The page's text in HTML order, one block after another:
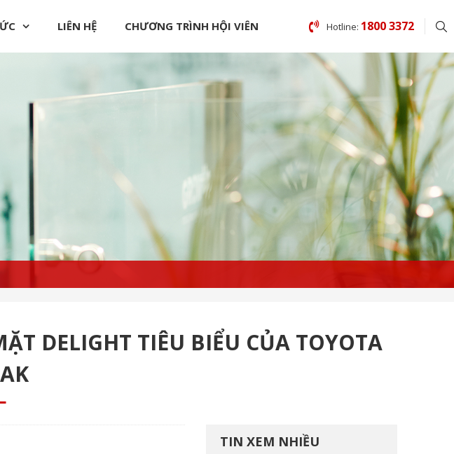
LIÊN HỆ CHƯƠNG TRÌNH HỘI VIÊN Hotline: 1800 3372
DELIGHT TIÊU BIỂU CỦA TOYOTA
TIN XEM NHIỀU